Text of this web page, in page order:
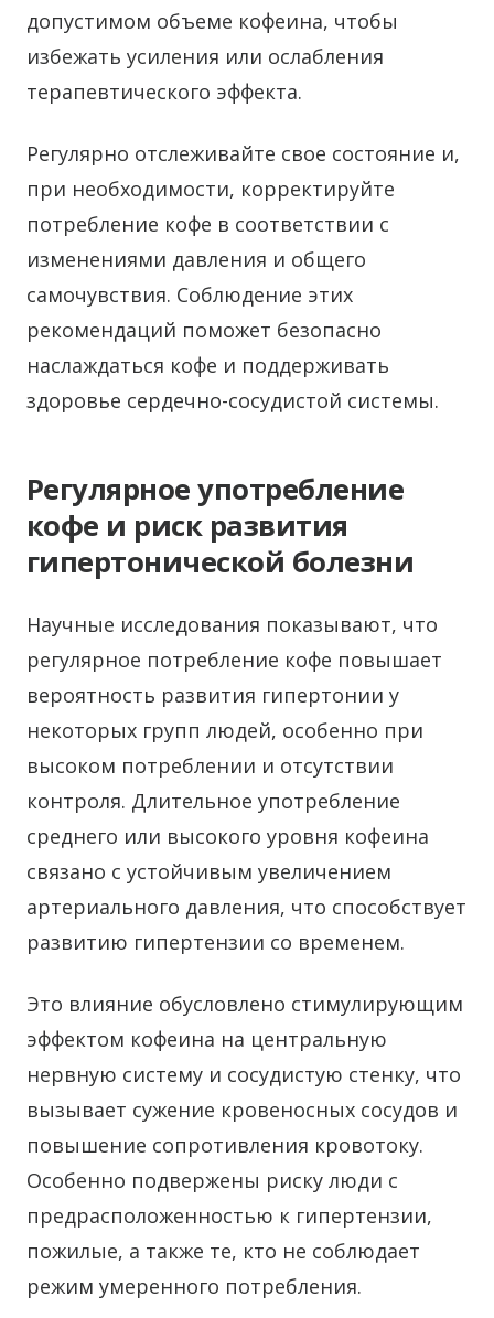
допустимом объеме кофеина, чтобы
избежать усиления или ослабления
терапевтического эффекта.
Регулярно отслеживайте свое состояние и,
при необходимости, корректируйте
потребление кофе в соответствии с
изменениями давления и общего
самочувствия. Соблюдение этих
рекомендаций поможет безопасно
наслаждаться кофе и поддерживать
здоровье сердечно-сосудистой системы.
Регулярное употребление
кофе и риск развития
гипертонической болезни
Научные исследования показывают, что
регулярное потребление кофе повышает
вероятность развития гипертонии у
некоторых групп людей, особенно при
высоком потреблении и отсутствии
контроля. Длительное употребление
среднего или высокого уровня кофеина
связано с устойчивым увеличением
артериального давления, что способствует
развитию гипертензии со временем.
Это влияние обусловлено стимулирующим
эффектом кофеина на центральную
нервную систему и сосудистую стенку, что
вызывает сужение кровеносных сосудов и
повышение сопротивления кровотоку.
Особенно подвержены риску люди с
предрасположенностью к гипертензии,
пожилые, а также те, кто не соблюдает
режим умеренного потребления.